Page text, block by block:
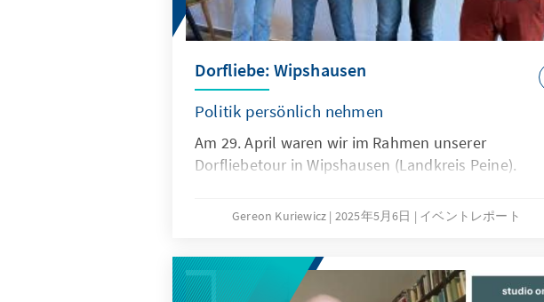
Dorfliebe: Wipshausen
Politik persönlich nehmen
Am 29. April waren wir im Rahmen unserer
Dorfliebetour in Wipshausen (Landkreis Peine).
Gereon Kuriewicz 2025年5月6日 イベントレポート